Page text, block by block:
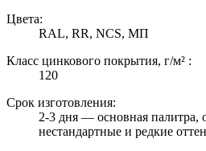
Цвета:
RAL, RR, NCS, МП
Класс цинкового покрытия, г/м² :
120
Срок изготовления:
2-3 дня — основная палитра,
нестандартные и редкие